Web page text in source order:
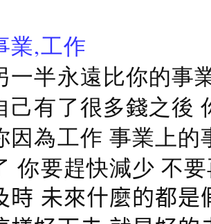
業,工作
一半永遠比你的事
己有了很多錢之後
因為工作 事業上
你要趕快減少 不
時 未來什麼的都